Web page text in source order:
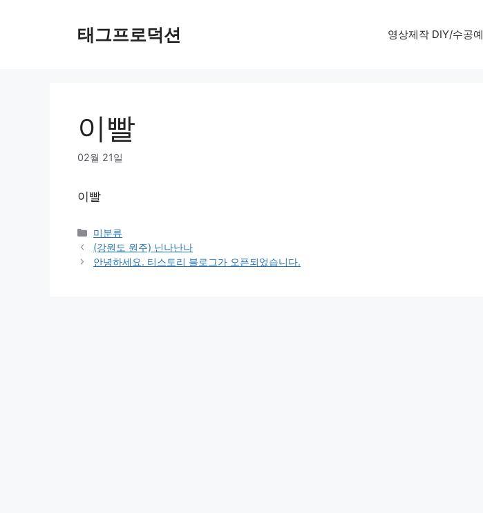
태그프로덕션 영상제작 DIY/수공예
이빨
02월 21일
이빨
Categories
미분류
(강원도 원주) 닌나난나
안녕하세요. 티스토리 블로그가 오픈되었습니다.